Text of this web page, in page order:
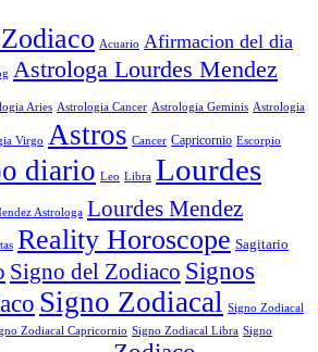
Acuario Afirmacion del dia
Astrologa Lourdes Mendez
Aries Astrologia Cancer Astrologia Geminis Astrologia
Virgo Astros Cancer Capricornio Escorpio
diario Leo Libra Lourdes
Astrologa Lourdes Mendez
Reality Horoscope Sagitario
Signo del Zodiaco Signos
Signo Zodiacal Signo Zodiacal
Zodiacal Capricornio Signo Zodiacal Libra Signo